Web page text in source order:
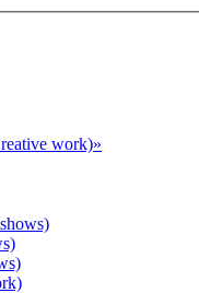
work)»